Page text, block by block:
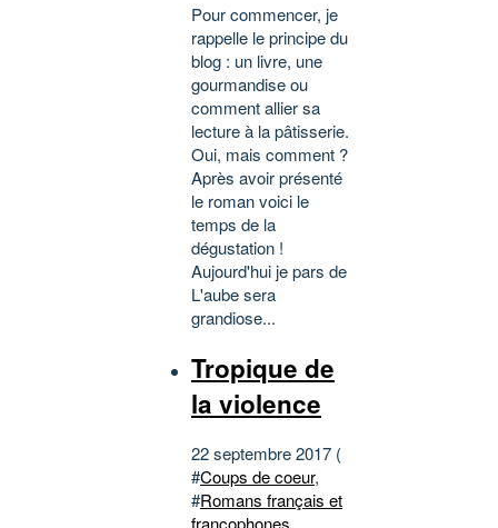
Pour commencer, je
rappelle le principe du
blog : un livre, une
gourmandise ou
comment allier sa
lecture à la pâtisserie.
Oui, mais comment ?
Après avoir présenté
le roman voici le
temps de la
dégustation !
Aujourd'hui je pars de
L'aube sera
grandiose...
Tropique de
la violence
22 septembre 2017 (
#Coups de coeur,
#Romans français et